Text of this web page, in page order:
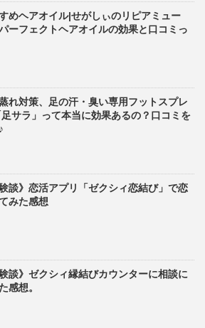
めヘアオイル|せがしぃのリピアミュー
ーフェクトヘアオイルの効果と口コミっ
れ対策、足の汗・臭い専用フットスプレ
サラ」って本当に効果あるの？口コミを
験談》恋活アプリ「ゼクシィ恋結び」で恋
みた感想
験談》ゼクシィ縁結びカウンターに相談に
感想。